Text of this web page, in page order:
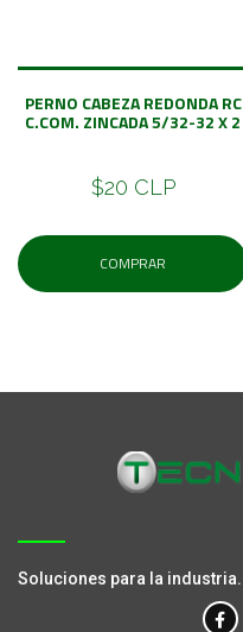
PERNO CABEZA REDONDA RC
C.COM. ZINCADA 5/32-32 X 2
$20 CLP
COMPRAR
Soluciones para la industria.